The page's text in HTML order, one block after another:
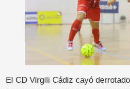
El CD Virgili Cádiz cayó